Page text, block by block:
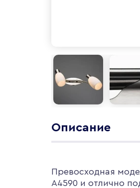
Описание
Превосходная
A4590 и отлично